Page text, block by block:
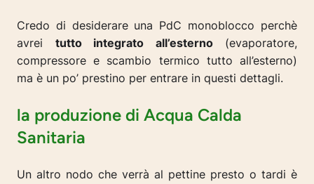
Credo di desiderare una PdC monoblocco perchè
avrei tutto integrato all’esterno(evaporatore,
compressore e scambio termico tutto all’esterno)
ma è un po’ prestino per entrare in questi dettagli.
la produzione di Acqua Calda
Sanitaria
Un altro nodo che verrà al pettine presto o tardi è